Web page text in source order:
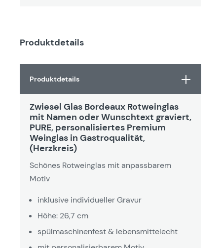
Produktdetails
Produktdetails
Zwiesel Glas Bordeaux Rotweinglas
mit Namen oder Wunschtext graviert,
PURE, personalisiertes Premium
Weinglas in Gastroqualität,
(Herzkreis)
Schönes Rotweinglas mit anpassbarem
Motiv
inklusive individueller Gravur
Höhe: 26,7 cm
spülmaschinenfest & lebensmittelecht